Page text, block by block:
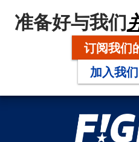
准备好与我们
订阅我们
加入我